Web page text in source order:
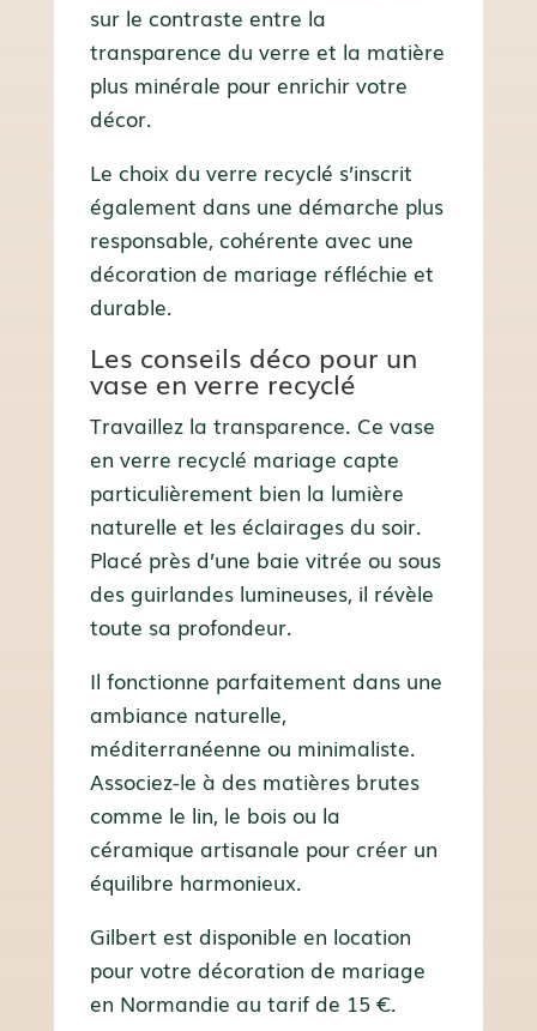
sur le contraste entre la
transparence du verre et la matière
plus minérale pour enrichir votre
décor.
Le choix du verre recyclé s’inscrit
également dans une démarche plus
responsable, cohérente avec une
décoration de mariage réfléchie et
durable.
Les conseils déco pour un
vase en verre recyclé
Travaillez la transparence. Ce vase
en verre recyclé mariage capte
particulièrement bien la lumière
naturelle et les éclairages du soir.
Placé près d’une baie vitrée ou sous
des guirlandes lumineuses, il révèle
toute sa profondeur.
Il fonctionne parfaitement dans une
ambiance naturelle,
méditerranéenne ou minimaliste.
Associez-le à des matières brutes
comme le lin, le bois ou la
céramique artisanale pour créer un
équilibre harmonieux.
Gilbert est disponible en location
pour votre décoration de mariage
en Normandie au tarif de 15 €.